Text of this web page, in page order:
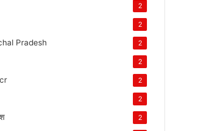
2
2
Pradesh 2
2
2
2
2